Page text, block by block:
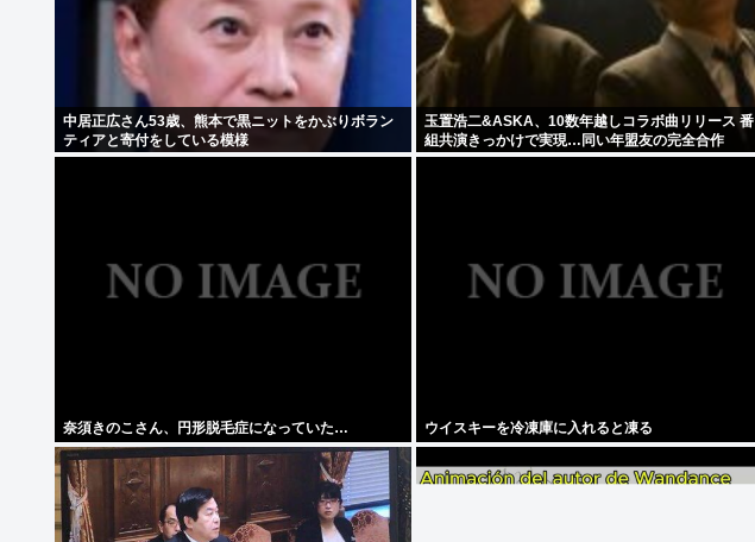
中居正広さん53歳、熊本で黒ニットをかぶりボラン
ティアと寄付をしている模様
玉置浩二&ASKA、10数年越しコラボ曲リリース 番
組共演きっかけで実現…同い年盟友の完全合作
奈須きのこさん、円形脱毛症になっていた… ウイスキーを冷凍庫に入れると凍る